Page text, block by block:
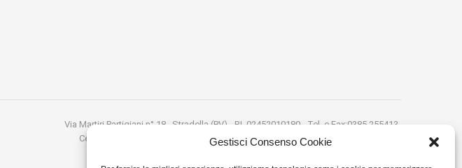
Gestisci Consenso Cookie
Via Martiri Partigiani n° 18 , Stradella (PV) - P.I. 02452010180 - Tel. e Fax:0385 255413-
Cell:3357879968 Email:montanellicase@gmail.com - Privacy Policy